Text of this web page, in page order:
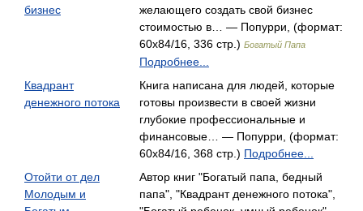
бизнес
желающего создать свой бизнес
стоимостью в… — Попурри, (формат:
60x84/16, 336 стр.) Богатый Папа
Подробнее...
Квадрант
денежного потока
Книга написана для людей, которые
готовы произвести в своей жизни
глубокие профессиональные и
финансовые… — Попурри, (формат:
60x84/16, 368 стр.) Подробнее...
Отойти от дел
Молодым и
Автор книг "Богатый папа, бедный
папа", "Квадрант денежного потока",